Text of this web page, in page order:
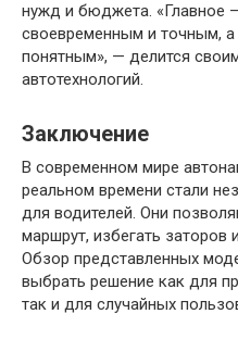
нужд и бюджета. «Главное
своевременным и точным,
понятным», — делится
автотехнологий.
Заключение
В современном мире
реальном времени стали
для водителей. Они
маршрут, избегать заторов
Обзор представленных
выбрать решение как для
так и для случайных